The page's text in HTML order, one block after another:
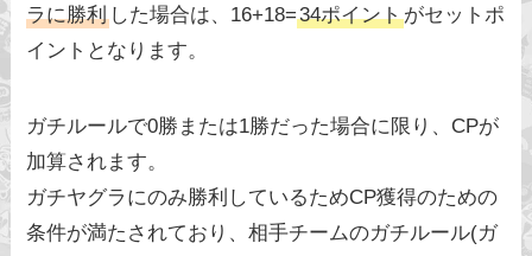
ラに勝利 した場合は、16+18=34ポイントがセットポ
イントとなります。
ガチルールで0勝または1勝だった場合に限り、CPが
加算されます。
ガチヤグラにのみ勝利しているためCP獲得のための
条件が満たされており、相手チームのガチルール(ガ